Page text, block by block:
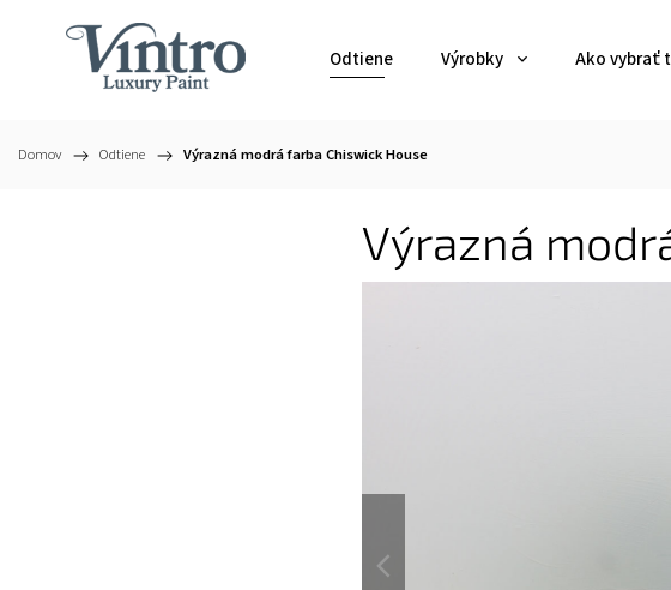
Odtiene Výrobky Ako vybrať
Domov / Odtiene / Výrazná modrá farba Chiswick House
Výrazná